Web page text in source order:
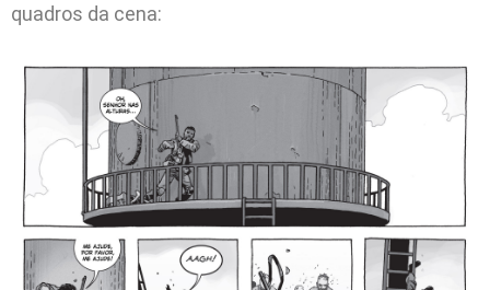
quadros da cena: